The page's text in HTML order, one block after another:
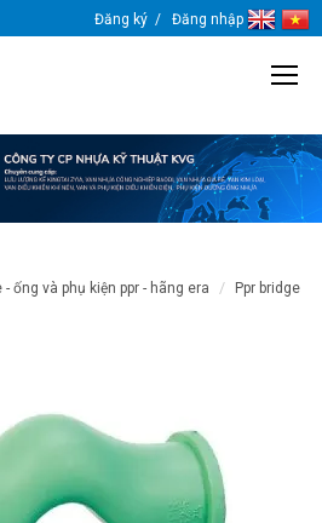
Đăng ký Đăng nhập
ống và phụ kiện ppr - hãng era
ppr bridge